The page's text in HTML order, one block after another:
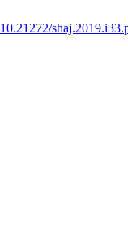
10.21272/